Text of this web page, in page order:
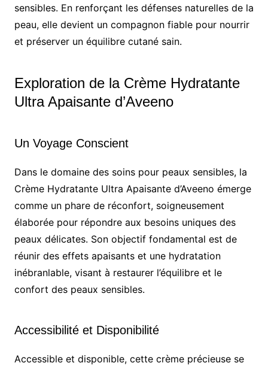
sensibles. En renforçant les défenses naturelles de la
peau, elle devient un compagnon fiable pour nourrir
et préserver un équilibre cutané sain.
Exploration de la Crème Hydratante
Ultra Apaisante d’Aveeno
Un Voyage Conscient
Dans le domaine des soins pour peaux sensibles, la
Crème Hydratante Ultra Apaisante d’Aveeno émerge
comme un phare de réconfort, soigneusement
élaborée pour répondre aux besoins uniques des
peaux délicates. Son objectif fondamental est de
réunir des effets apaisants et une hydratation
inébranlable, visant à restaurer l’équilibre et le
confort des peaux sensibles.
Accessibilité et Disponibilité
Accessible et disponible, cette crème précieuse se